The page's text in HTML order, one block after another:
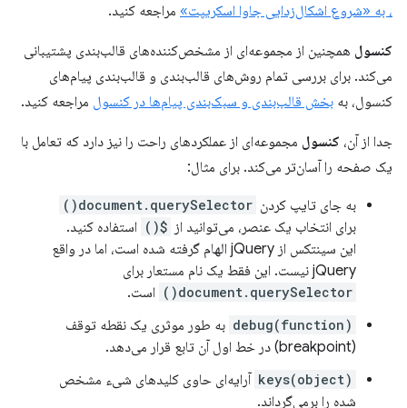
، به «شروع اشکال‌زدایی جاوا اسکریپت» مراجعه کنید.
کنسول همچنین از مجموعه‌ای از مشخص‌کننده‌های قالب‌بندی پشتیبانی
می‌کند. برای بررسی تمام روش‌های قالب‌بندی و قالب‌بندی پیام‌های
کنسول، به بخش قالب‌بندی و سبک‌بندی پیام‌ها در کنسول مراجعه کنید.
جدا از آن، کنسول مجموعه‌ای از عملکردهای راحت را نیز دارد که تعامل با
یک صفحه را آسان‌تر می‌کند. برای مثال:
به جای تایپ کردن document.querySelector()
برای انتخاب یک عنصر، می‌توانید از $() استفاده کنید.
این سینتکس از jQuery الهام گرفته شده است، اما در واقع
jQuery نیست. این فقط یک نام مستعار برای
document.querySelector() است.
debug(function) به طور موثری یک نقطه توقف
(breakpoint) در خط اول آن تابع قرار می‌دهد.
keys(object) آرایه‌ای حاوی کلیدهای شیء مشخص
شده را برمی‌گرداند.